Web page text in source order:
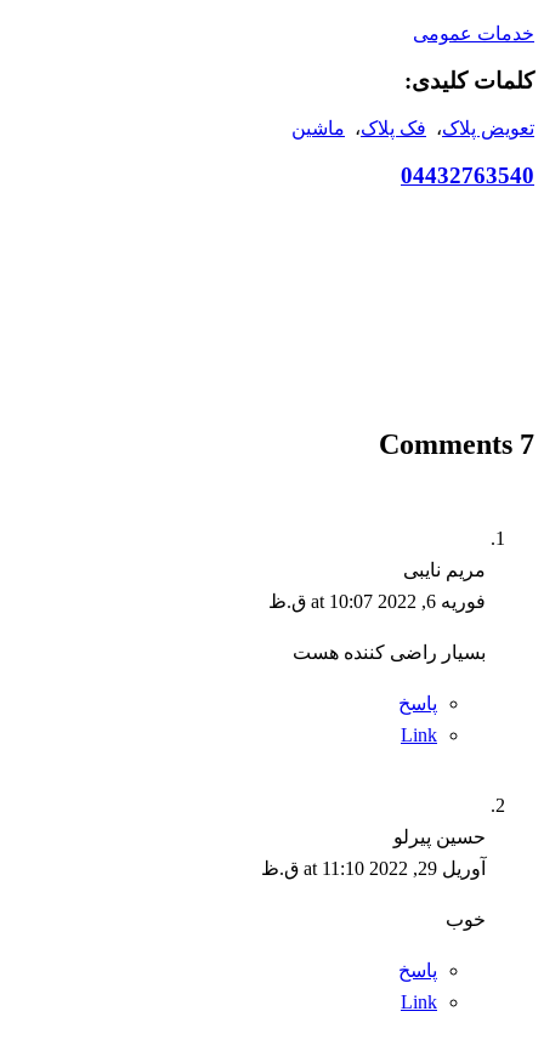
خدمات عمومی
کلمات کلیدی:
تعویض پلاک، فک پلاک، ماشین
04432763540
7 Comments
مریم نایبی
فوریه 6, 2022 at 10:07 ق.ظ
بسیار راضی کننده هست
پاسخ
Link
حسین پیرلو
آوریل 29, 2022 at 11:10 ق.ظ
خوب
پاسخ
Link